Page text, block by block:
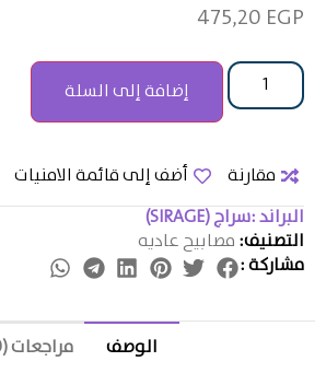
475,20 EGP
إضافة إلى السلة
مقارنة
أضف إلى قائمة الامنيات
البراند :سراج (SIRAGE)
التصنيف: مصابيح عاديه
مشاركة :
الوصف مراجعات (0)